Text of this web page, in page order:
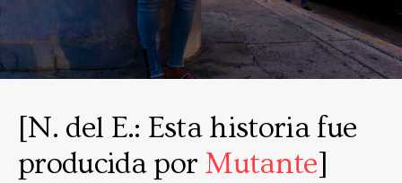
[N. del E.: Esta historia fue
producida por Mutante]